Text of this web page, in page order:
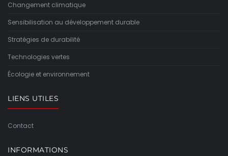
Changement climatique
Sensibilisation au développement durable
Stratégies de durabilité
Technologies vertes
Écologie et environnement
LIENS UTILES
Contact
INFORMATIONS